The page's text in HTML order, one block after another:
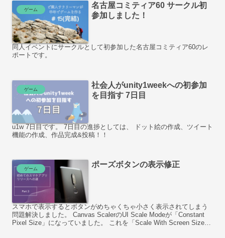
ゲーム
名古屋コミティア60 サークル初
参加しました！
同人イベントにサークルとして初参加した名古屋コミティア60のレ
ポートです。
ゲーム
社会人がunity1weekへの初参加
を目指す 7日目
u1w 7日目です。 7日目の進捗としては、 ドット絵の作成、ツイート
機能の作成、作品完成&投稿！！
ゲーム ポーズボタンの表示修正
スマホで表示するとボタンがめちゃくちゃ小さく表示されてしまう
問題解決しました。 Canvas ScalerのUI Scale Modeが「Constant
Pixel Size」になっていました。 これを「Scale With Screen Size」